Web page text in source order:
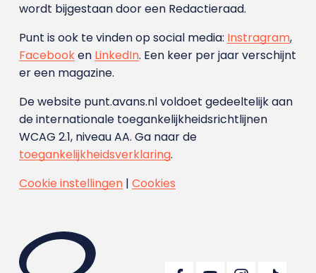
wordt bijgestaan door een Redactieraad.
Punt is ook te vinden op social media: Instragram,
Facebooken LinkedIn. Een keer per jaar verschijnt
er een magazine.
De website punt.avans.nl voldoet gedeeltelijk aan
de internationale toegankelijkheidsrichtlijnen
WCAG 2.1, niveau AA. Ga naar de
toegankelijkheidsverklaring.
Cookie instellingen| Cookies